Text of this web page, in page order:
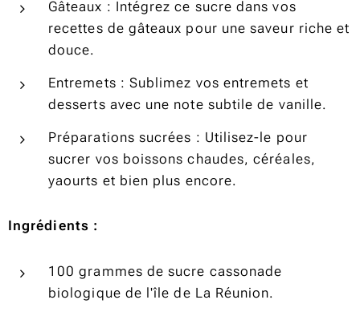
Gâteaux : Intégrez ce sucre dans vos
recettes de gâteaux pour une saveur riche et
douce.
Entremets : Sublimez vos entremets et
desserts avec une note subtile de vanille.
Préparations sucrées : Utilisez-le pour
sucrer vos boissons chaudes, céréales,
yaourts et bien plus encore.
Ingrédients :
100 grammes de sucre cassonade
biologique de l'île de La Réunion.